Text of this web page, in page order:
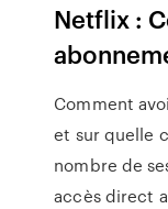
Netflix :
Comment
et sur quelle
nombre de
accès direct